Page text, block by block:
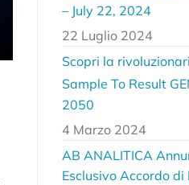
– July 22, 2024
22 Luglio 2024
Scopri la
Sample To Result
2050
4 Marzo 2024
AB ANALITICA
Esclusivo Accordo